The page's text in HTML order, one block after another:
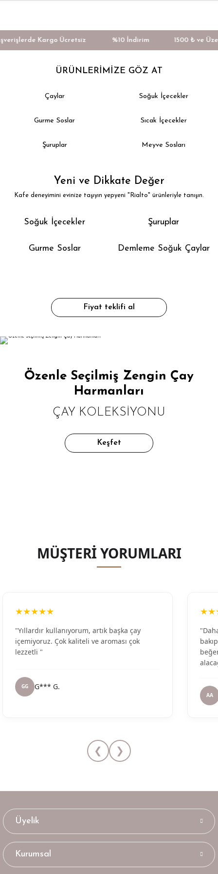
Kargo Ücretsiz %10 İndirim 1500 ₺ ve
ÜRÜNLERİMİZE GÖZ AT
Çaylar Soğuk İçecekler
Gurme Soslar Sıcak İçecekler
Şuruplar Meyve Sosları
Yeni ve Dikkate Değer
Kafe deneyimini evinize taşıyın yepyeni "Rialto" ürünleriyle tanışın.
Soğuk İçecekler Şuruplar
Gurme Soslar Demleme Soğuk Çaylar
Fiyat teklifi al
Özenle Seçilmiş Zengin Çay
Harmanları
ÇAY KOLEKSİYONU
Keşfet
MÜŞTERİ YORUMLARI
★★★★★
"Yıllardır kullanıyorum, artık başka çay
içemiyoruz. Çok kaliteli ve aroması çok
lezzetli "
GG G*** G.
AA
❮ ❯
Üyelik
Kurumsal